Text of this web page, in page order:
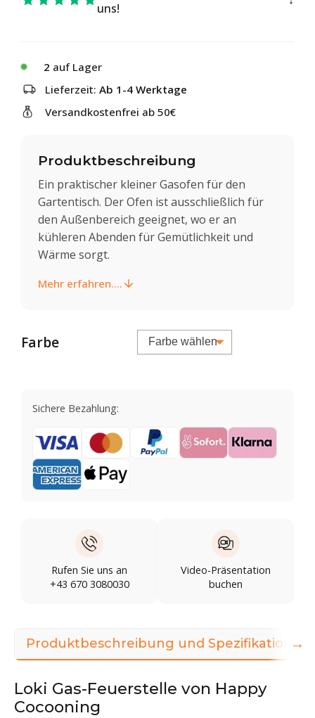
uns!
2 auf Lager
Lieferzeit: Ab 1-4 Werktage
Versandkostenfrei ab 50€
Produktbeschreibung
Ein praktischer kleiner Gasofen für den
Gartentisch. Der Ofen ist ausschließlich für
den Außenbereich geeignet, wo er an
kühleren Abenden für Gemütlichkeit und
Wärme sorgt.
Mehr erfahren....
Farbe
Sichere Bezahlung:
Rufen Sie uns an
+43 670 3080030
Video-Präsentation
buchen
Produktbeschreibung und Spezifikationen
Loki Gas-Feuerstelle von Happy
Cocooning
→